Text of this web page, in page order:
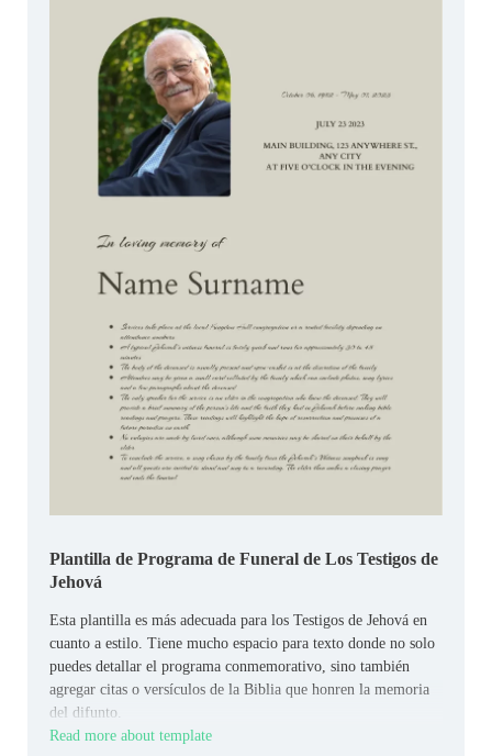
Plantilla de Programa de Funeral de Los Testigos de
Jehová
Esta plantilla es más adecuada para los Testigos de Jehová en
cuanto a estilo. Tiene mucho espacio para texto donde no solo
puedes detallar el programa conmemorativo, sino también
agregar citas o versículos de la Biblia que honren la memoria
del difunto.
Read more about template